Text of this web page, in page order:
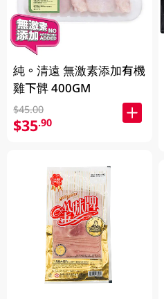
純。清遠 無激素添加有機
雞下髀 400GM
$45.00
$35.90